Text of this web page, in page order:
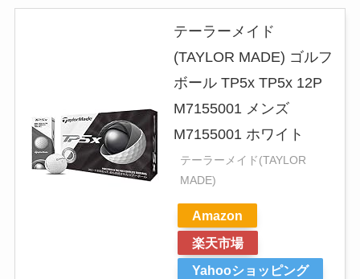
テーラーメイド
(TAYLOR MADE) ゴルフ
ボール TP5x TP5x 12P
M7155001 メンズ
M7155001 ホワイト
テーラーメイド(TAYLOR
MADE)
Amazon
楽天市場
Yahooショッピング